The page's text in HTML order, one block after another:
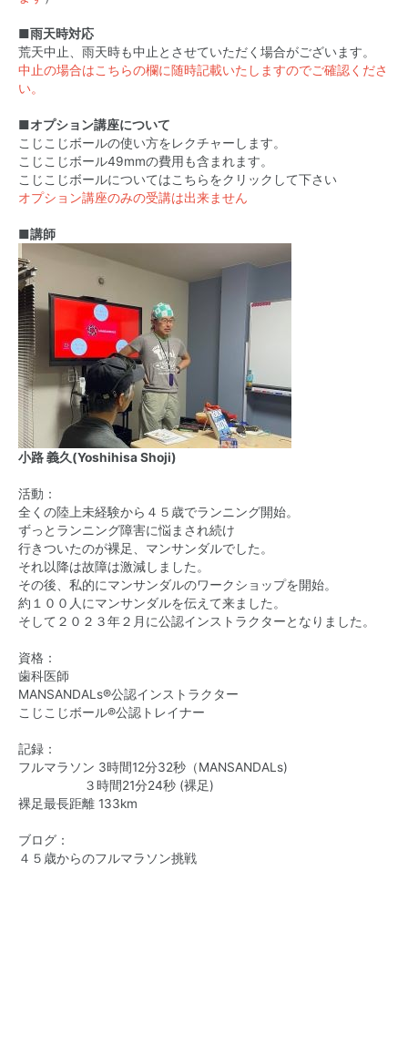
■雨天時対応
荒天中止、雨天時も中止とさせていただく場合がございます。
中止の場合はこちらの欄に随時記載いたしますのでご確認くださ
い。
■オプション講座について
こじこじボールの使い方をレクチャーします。
こじこじボール49mmの費用も含まれます。
こじこじボールについてはこちらをクリックして下さい
オプション講座のみの受講は出来ません
■講師
小路 義久(Yoshihisa Shoji)
活動：
全くの陸上未経験から４５歳でランニング開始。
ずっとランニング障害に悩まされ続け
行きついたのが裸足、マンサンダルでした。
それ以降は故障は激減しました。
その後、私的にマンサンダルのワークショップを開始。
約１００人にマンサンダルを伝えて来ました。
そして２０２３年２月に公認インストラクターとなりました。
資格：
歯科医師
MANSANDALs®公認インストラクター
こじこじボール®公認トレイナー
記録：
フルマラソン 3時間12分32秒（MANSANDALs)
３時間21分24秒 (裸足)
裸足最長距離 133km
ブログ：
４５歳からのフルマラソン挑戦